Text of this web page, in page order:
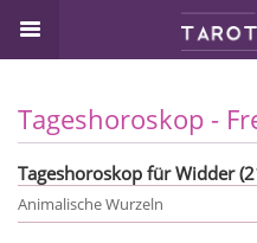
Tageshoroskop -
Tageshoroskop für Widder
Animalische Wurzeln